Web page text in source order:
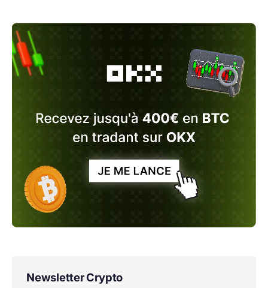
Newsletter Crypto